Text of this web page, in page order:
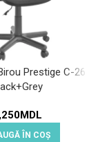
Prestige C-26
MDL
ÎN COȘ